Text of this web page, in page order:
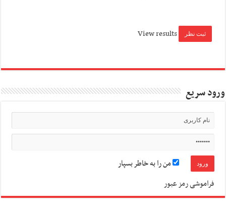
View results
ورود سریع
من را به خاطر بسپار
فراموشی رمز عبور